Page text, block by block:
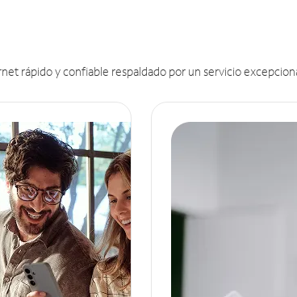
rápido y confiable respaldado por un servicio